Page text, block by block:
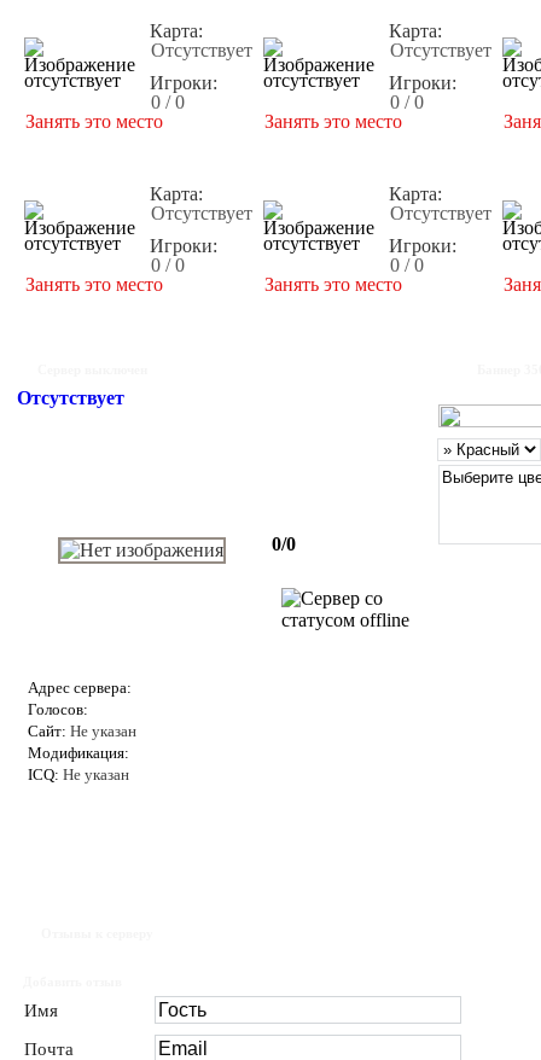
Карта:
Отсутствует
Игроки:
0 / 0
Занять это место
Карта:
Отсутствует
Игроки:
0 / 0
Занять это место
Карта:
Отсутствует
Игроки:
0 / 0
Занять это место
Карта:
Отсутствует
Игроки:
0 / 0
Занять это место
Отсутствует
0/0
Адрес сервера:
Голосов:
Сайт: Не указан
Модификация:
ICQ: Не указан
Имя
Почта